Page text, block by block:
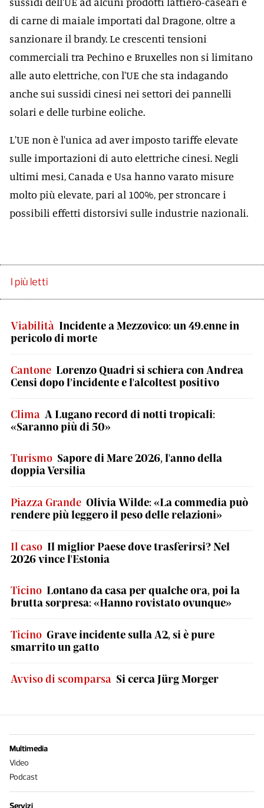
di carne di maiale importati dal Dragone, oltre a
sanzionare il brandy. Le crescenti tensioni
commerciali tra Pechino e Bruxelles non si limitano
alle auto elettriche, con l'UE che sta indagando
anche sui sussidi cinesi nei settori dei pannelli
solari e delle turbine eoliche.
L'UE non è l'unica ad aver imposto tariffe elevate
sulle importazioni di auto elettriche cinesi. Negli
ultimi mesi, Canada e Usa hanno varato misure
molto più elevate, pari al 100%, per stroncare i
possibili effetti distorsivi sulle industrie nazionali.
I più letti
Viabilità Incidente a Mezzovico: un 49.enne in
pericolo di morte
Cantone Lorenzo Quadri si schiera con Andrea
Censi dopo l’incidente e l'alcoltest positivo
Clima A Lugano record di notti tropicali:
«Saranno più di 50»
Turismo Sapore di Mare 2026, l'anno della
doppia Versilia
Piazza Grande Olivia Wilde: «La commedia può
rendere più leggero il peso delle relazioni»
Il caso Il miglior Paese dove trasferirsi? Nel
2026 vince l'Estonia
Ticino Lontano da casa per qualche ora, poi la
brutta sorpresa: «Hanno rovistato ovunque»
Ticino Grave incidente sulla A2, si è pure
smarrito un gatto
Avviso di scomparsa Si cerca Jürg Morger
Multimedia
Video
Podcast
Servizi